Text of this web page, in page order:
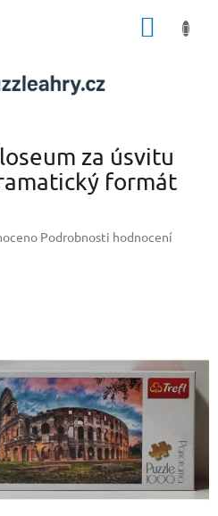
za úsvitu
formát
Podrobnosti hodnocení